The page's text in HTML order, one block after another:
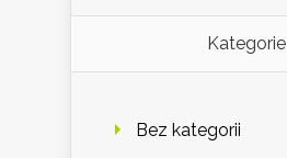
Kategorie
Bez kategorii